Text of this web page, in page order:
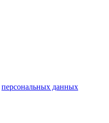
персональных данных